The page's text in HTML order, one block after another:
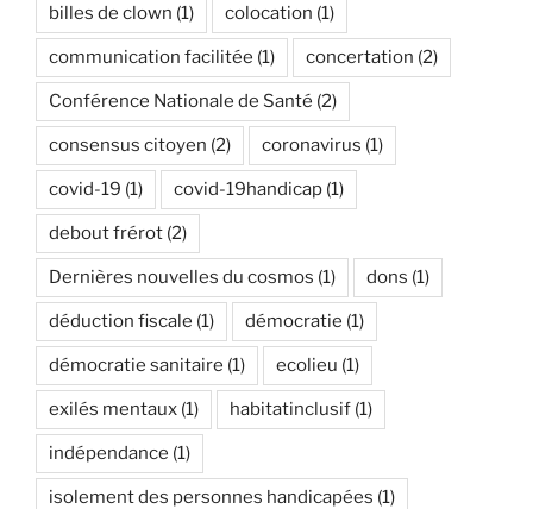
billes de clown (1) colocation (1)
communication facilitée (1) concertation (2)
Conférence Nationale de Santé (2)
consensus citoyen (2) coronavirus (1)
covid-19 (1) covid-19handicap (1)
debout frérot (2)
Dernières nouvelles du cosmos (1) dons (1)
déduction fiscale (1) démocratie (1)
démocratie sanitaire (1) ecolieu (1)
exilés mentaux (1) habitatinclusif (1)
indépendance (1)
isolement des personnes handicapées (1)